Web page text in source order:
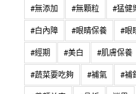
#無添加 #無顆粒 #猛健
#白內障 #眼睛保養 #眼
#經期 #美白 #肌膚保養
#蔬菜要吃夠 #補氣 #補